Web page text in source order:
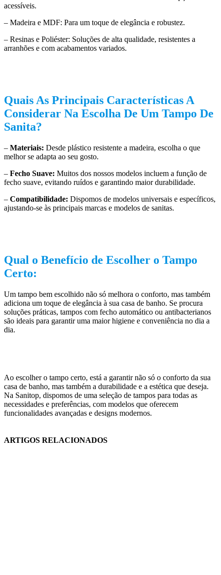
acessíveis.
– Madeira e MDF: Para um toque de elegância e robustez.
– Resinas e Poliéster: Soluções de alta qualidade, resistentes a
arranhões e com acabamentos variados.
Quais As Principais Características A
Considerar Na Escolha De Um Tampo De
Sanita?
– Materiais: Desde plástico resistente a madeira, escolha o que
melhor se adapta ao seu gosto.
– Fecho Suave: Muitos dos nossos modelos incluem a função de
fecho suave, evitando ruídos e garantindo maior durabilidade.
– Compatibilidade: Dispomos de modelos universais e específicos,
ajustando-se às principais marcas e modelos de sanitas.
Qual o Benefício de Escolher o Tampo
Certo:
Um tampo bem escolhido não só melhora o conforto, mas também
adiciona um toque de elegância à sua casa de banho. Se procura
soluções práticas, tampos com fecho automático ou antibacterianos
são ideais para garantir uma maior higiene e conveniência no dia a
dia.
Ao escolher o tampo certo, está a garantir não só o conforto da sua
casa de banho, mas também a durabilidade e a estética que deseja.
Na Sanitop, dispomos de uma seleção de tampos para todas as
necessidades e preferências, com modelos que oferecem
funcionalidades avançadas e designs modernos.
ARTIGOS RELACIONADOS